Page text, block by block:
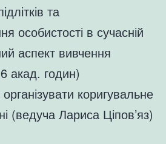
та
особистості в сучасній
аспект вивчення
акад. годин)
коригувальне
(ведуча Лариса Ціпов’яз)